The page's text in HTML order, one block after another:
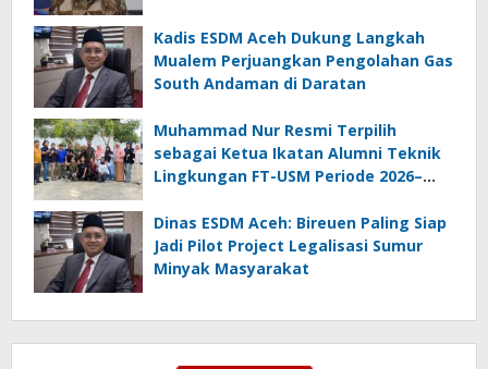
Kadis ESDM Aceh Dukung Langkah
Mualem Perjuangkan Pengolahan Gas
South Andaman di Daratan
Muhammad Nur Resmi Terpilih
sebagai Ketua Ikatan Alumni Teknik
Lingkungan FT-USM Periode 2026–
Dinas ESDM Aceh: Bireuen Paling Siap
Jadi Pilot Project Legalisasi Sumur
Minyak Masyarakat